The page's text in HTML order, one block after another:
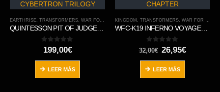
EARTHRISE, TRANSFORMERS, WAR FOR CYBERTRON TRILOGY
QUINTESSON PIT OF JUDGEMENT SDCC 2020 EXCLUSIVE TRANSFORMERS GENERATIONS WAR FOR CYBERTRON TRILOGY
0out of 5
199,00€
LEER MÁS
KINGDOM , TRANSFORMERS, WAR FOR CYBERTRON TRILOGY
WFC-K19 INFERNO VOYAGER CLASS TRANSFORMERS GENERATIONS WAR FOR CYBERTRON KINGDOM CHAPTER
0out of 5
32,00€ El
precio
original
era:
32,00€.
26,95€El
LEER MÁS